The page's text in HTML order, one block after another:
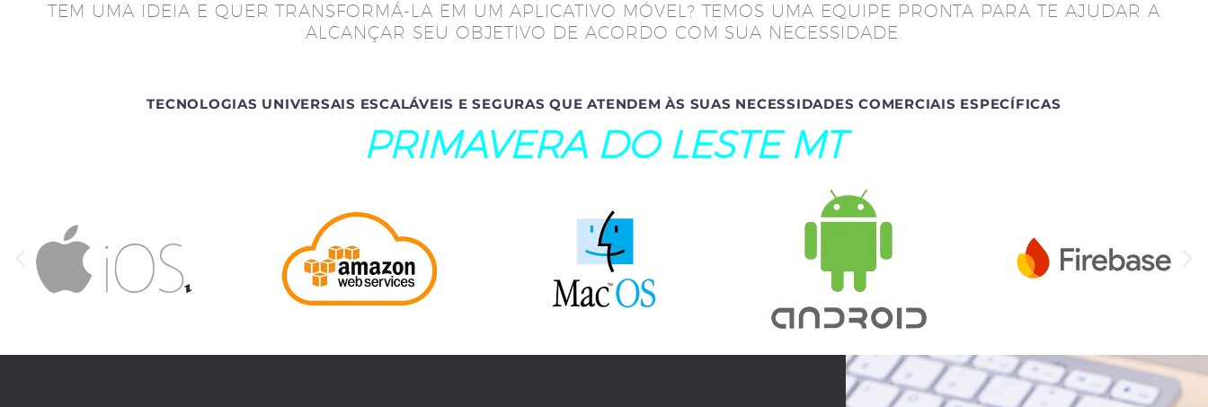
TEM UMA IDEIA E QUER TRANSFORMÁ-LA EM UM APLICATIVO MÓVEL? TEMOS UMA EQUIPE PRONTA PARA TE AJUDAR A
ALCANÇAR SEU OBJETIVO DE ACORDO COM SUA NECESSIDADE.
TECNOLOGIAS UNIVERSAIS ESCALÁVEIS E SEGURAS QUE ATENDEM ÀS SUAS NECESSIDADES COMERCIAIS ESPECÍFICAS
PRIMAVERA DO LESTE MT